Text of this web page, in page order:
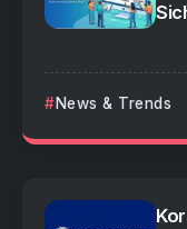
News & Trends